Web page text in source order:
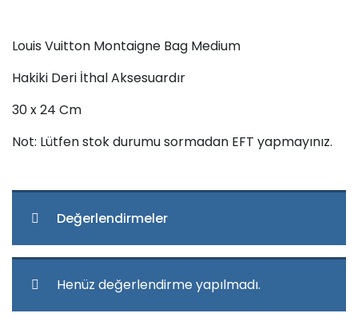
Louis Vuitton Montaigne Bag Medium
Hakiki Deri İthal Aksesuardır
30 x 24 Cm
Not: Lütfen stok durumu sormadan EFT yapmayınız.
Değerlendirmeler
Henüz değerlendirme yapılmadı.